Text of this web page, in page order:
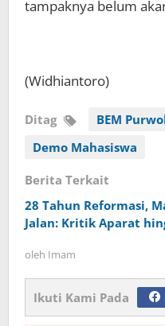
tampaknya belum
(Widhiantoro)
Ditag
BEM
Demo Mahasiswa
Berita Terkait
28 Tahun Reformasi,
Jalan: Kritik Aparat
oleh Imam
Ikuti Kami Pada